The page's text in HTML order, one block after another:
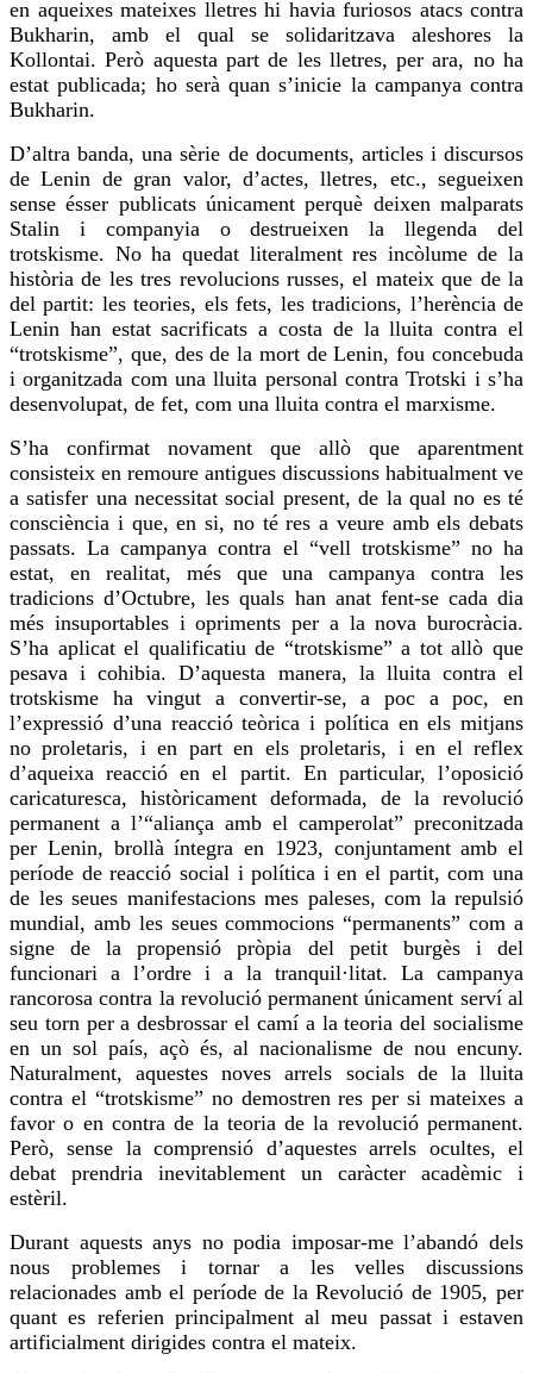
en aqueixes mateixes lletres hi havia furiosos atacscontra
Bukharin, amb el qual se solidaritzava aleshores la
Kollontai. Però aquesta part de les lletres, per ara, no ha
estat publicada; ho serà quan s’inicie la campanya contra
Bukharin.
D’altra banda, una sèrie de documents, articles i discursos
de Lenin de gran valor, d’actes, lletres, etc., segueixen
sense ésser publicats únicament perquè deixen malparats
Stalin i companyia o destrueixen la llegenda del
trotskisme. No ha quedat literalment res incòlume de la
història de les tres revolucions russes, el mateix que de la
del partit: les teories, els fets, les tradicions, l’herència de
Lenin han estat sacrificats a costa de la lluita contra el
“trotskisme”, que, des de la mort de Lenin,fou concebuda
i organitzada com una lluita personal contra Trotski i s’ha
desenvolupat, de fet, com una lluita contra el marxisme.
S’ha confirmat novament que allò que aparentment
consisteix en remoure antigues discussions habitualment ve
a satisfer una necessitat social present, de la qual no es té
consciència i que, en si, no té res a veure amb els debats
passats. La campanya contra el “vell trotskisme” no ha
estat, en realitat, més que una campanya contra les
tradicions d’Octubre, les quals han anat fent-se cada dia
més insuportables i opriments per a la nova burocràcia.
S’ha aplicat el qualificatiu de “trotskisme” a tot allò que
pesava i cohibia. D’aquesta manera, la lluita contra el
trotskisme ha vingut a convertir-se, a poc a poc, en
l’expressió d’una reacció teòrica i política en els mitjans
no proletaris, i en part en els proletaris, i en el reflex
d’aqueixa reacció en el partit. En particular, l’oposició
caricaturesca, històricament deformada, de la revolució
permanent a l’“aliança amb el camperolat” preconitzada
per Lenin, brollà íntegra en 1923, conjuntament amb el
període de reacció social i política i en el partit, com una
de les seues manifestacions mes paleses, com la repulsió
mundial, amb les seues commocions “permanents” com a
signe de la propensió pròpia del petit burgès i del
funcionari a l’ordre i a la tranquil·litat. La campanya
rancorosa contra la revolució permanent únicament serví al
seu torn per a desbrossar el camí a la teoria del socialisme
en un sol país, açò és, al nacionalisme de nou encuny.
Naturalment, aquestes noves arrels socials de la lluita
contra el “trotskisme” no demostrenres per si mateixes a
favor o en contra de la teoria de la revolució permanent.
Però, sense la comprensió d’aquestes arrels ocultes, el
debat prendria inevitablement un caràcter acadèmic i
estèril.
Durant aquests anys no podia imposar-me l’abandó dels
nous problemes i tornar a les velles discussions
relacionades amb el període de la Revolució de 1905, per
quant es referien principalment al meu passat i estaven
artificialment dirigides contra el mateix.